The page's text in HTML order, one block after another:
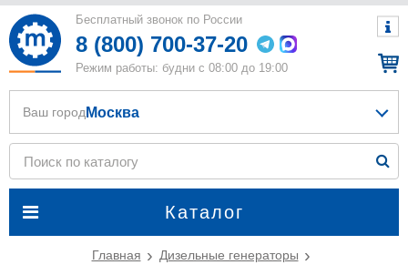
Бесплатный звонок по России
8 (800) 700-37-20
Режим работы: будни с 08:00 до 19:00
Каталог
Ваш город Москва
Главная
Дизельные генераторы